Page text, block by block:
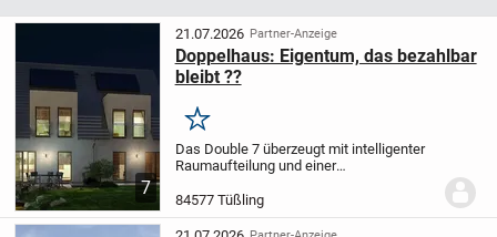
7
21.07.2026 Partner-Anzeige
Doppelhaus: Eigentum, das bezahlbar
bleibt ??
Merken
Das Double 7 überzeugt mit intelligenter
Raumaufteilung und einer
erhöhte Giebelwand macht das
Doppelhaus zu einem wahren Eyecatcher,
während zwei eingebundene...
84577 Tüßling